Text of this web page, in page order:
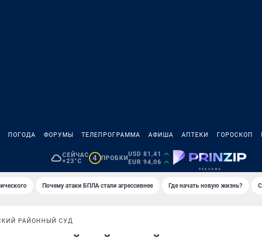
ПОГОДА ФОРУМЫ ТЕЛЕПРОГРАММА АФИША АПТЕКИ ГОРОСКОП
СЕЙЧАС
+23°C
4 ПРОБКИ
USD 81,41
EUR 94,06
Почему атаки БПЛА стали агрессивнее Где начать новую жизнь?
РАЙОННЫЙ СУД